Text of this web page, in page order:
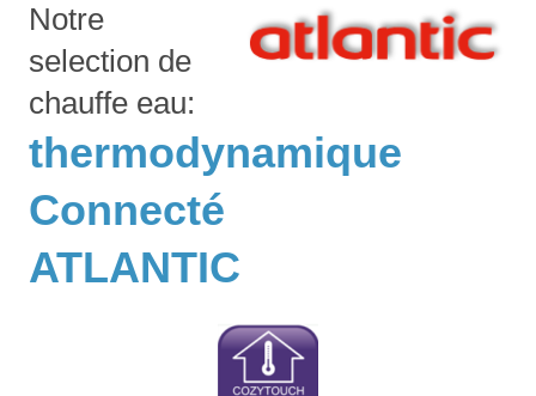
Notre
selection de
chauffe eau:
thermodynamique
Connecté
ATLANTIC